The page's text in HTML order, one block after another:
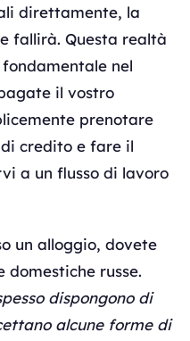
direttamente, la
fallirà. Questa realtà
nel
il vostro
prenotare
credito e fare il
a un flusso di lavoro
un alloggio, dovete
russe.
dispongono di
alcune forme di